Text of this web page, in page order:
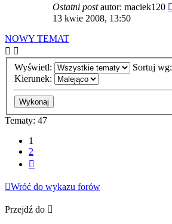
Ostatni postautor: maciek120
13 kwie 2008, 13:50
NOWY TEMAT
Wyświetl:
Sortuj wg:
Kierunek:
Tematy: 47
1
2
Wróć do wykazu forów
Przejdź do